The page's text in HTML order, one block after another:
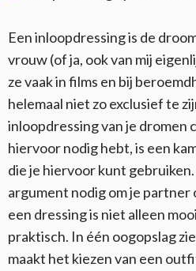
Een inloopdressing is de
vrouw (of ja, ook van mij
ze vaak in films en bij
helemaal niet zo exclusief te
inloopdressing van je dromen
hiervoor nodig hebt, is een
die je hiervoor kunt
argument nodig om je partner
een dressing is niet alleen
praktisch. In één oogopslag
maakt het kiezen van een